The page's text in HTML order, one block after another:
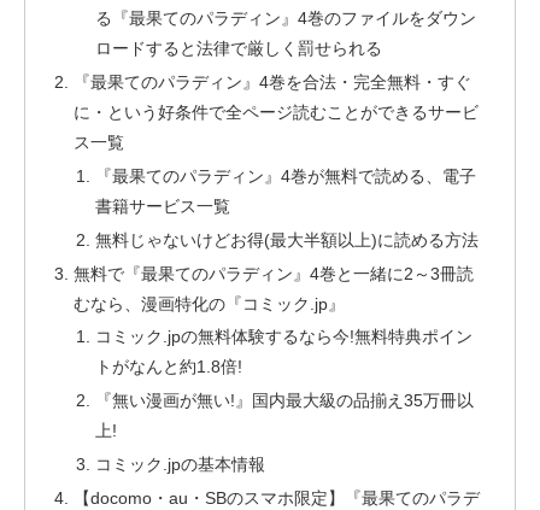
る『最果てのパラディン』4巻のファイルをダウン
ロードすると法律で厳しく罰せられる
『最果てのパラディン』4巻を合法・完全無料・すぐ
に・という好条件で全ページ読むことができるサービ
ス一覧
『最果てのパラディン』4巻が無料で読める、電子
書籍サービス一覧
無料じゃないけどお得(最大半額以上)に読める方法
無料で『最果てのパラディン』4巻と一緒に2～3冊読
むなら、漫画特化の『コミック.jp』
コミック.jpの無料体験するなら今!無料特典ポイン
トがなんと約1.8倍!
『無い漫画が無い!』国内最大級の品揃え35万冊以
上!
コミック.jpの基本情報
【docomo・au・SBのスマホ限定】『最果てのパラデ